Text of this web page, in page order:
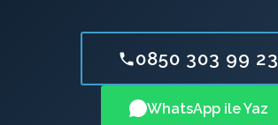
0850 303 99 23
WhatsApp ile Yaz